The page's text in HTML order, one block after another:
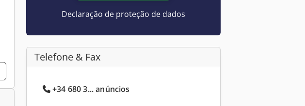
Declaração de proteção de dados
Telefone & Fax
+34 680 3... anúncios